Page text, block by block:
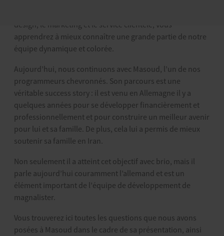
design, le marketing et le service clientèle, vous
apprendrez à mieux connaître une grande partie de notre
équipe dynamique et colorée.
Aujourd’hui, nous continuons avec Masoud, l’un de nos
programmeurs chevronnés. Son parcours est une
véritable success story : il est venu en Allemagne il y a
quelques années pour se développer financièrement et
professionnellement et pour construire un meilleur avenir
pour lui et sa famille. De plus, cela lui a permis de mieux
soutenir sa famille en Iran.
Non seulement il a atteint cet objectif avec brio, mais il
parle aujourd’hui couramment l’allemand et est un
élément important de l’équipe de développement de
magnalister.
Vous trouverez ici toutes les questions que nous avons
posées à Masoud dans le cadre de sa présentation, ainsi